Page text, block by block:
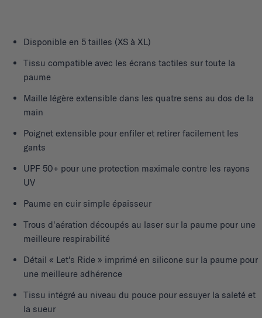
Disponible en 5 tailles (XS à XL)
Tissu compatible avec les écrans tactiles sur toute la
paume
Maille légère extensible dans les quatre sens au dos de la
main
Poignet extensible pour enfiler et retirer facilement les
gants
UPF 50+ pour une protection maximale contre les rayons
UV
Paume en cuir simple épaisseur
Trous d'aération découpés au laser sur la paume pour une
meilleure respirabilité
Détail « Let's Ride » imprimé en silicone sur la paume pour
une meilleure adhérence
Tissu intégré au niveau du pouce pour essuyer la saleté et
la sueur